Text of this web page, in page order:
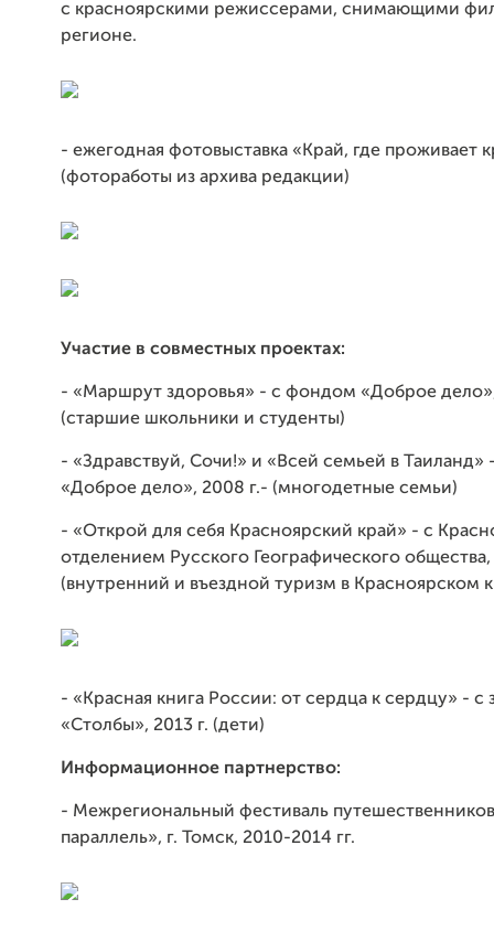
с красноярскими режиссерами, снимающими
регионе.
- ежегодная фотовыставка «Край, где проживает
(фотоработы из архива редакции)
Участие в совместных проектах:
- «Маршрут здоровья» - с фондом «Доброе
(старшие школьники и студенты)
- «Здравствуй, Сочи!» и «Всей семьей в
«Доброе дело», 2008 г.- (многодетные семьи)
- «Открой для себя Красноярский край» - с
отделением Русского Географического общества,
(внутренний и въездной туризм в Красноярском
- «Красная книга России: от сердца к сердцу» - с
«Столбы», 2013 г. (дети)
Информационное партнерство:
- Межрегиональный фестиваль
параллель», г. Томск, 2010-2014 гг.